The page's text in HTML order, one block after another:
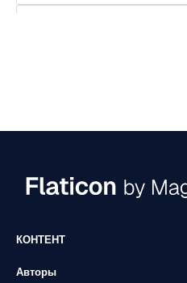
Currency
КОНТЕНТ
Авторы